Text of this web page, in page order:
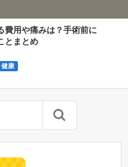
費用や痛みは？手術前に
とまとめ
健康